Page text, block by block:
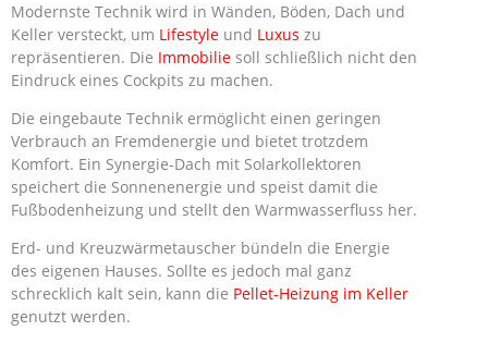
Modernste Technik wird in Wänden, Böden, Dach und
Keller versteckt, um Lifestyle und Luxus zu
repräsentieren. Die Immobilie soll schließlich nicht den
Eindruck eines Cockpits zu machen.
Die eingebaute Technik ermöglicht einen geringen
Verbrauch an Fremdenergie und bietet trotzdem
Komfort. Ein Synergie-Dach mit Solarkollektoren
speichert die Sonnenenergie und speist damit die
Fußbodenheizung und stellt den Warmwasserfluss her.
Erd- und Kreuzwärmetauscher bündeln die Energie
des eigenen Hauses. Sollte es jedoch mal ganz
schrecklich kalt sein, kann die Pellet-Heizung im Keller
genutzt werden.